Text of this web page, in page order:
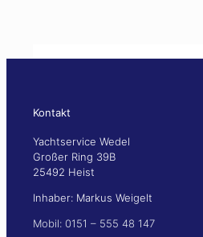
Kontakt
Yachtservice Wedel
Großer Ring 39B
25492 Heist
Inhaber: Markus Weigelt
Mobil: 0151 – 555 48 147